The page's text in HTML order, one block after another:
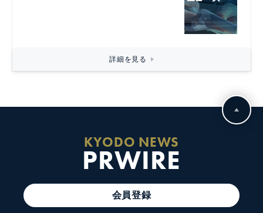
詳細を見る
KYODO NEWS
PRWIRE
会員登録